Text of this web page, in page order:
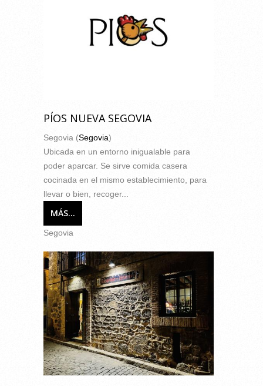
PÍOS NUEVA SEGOVIA
Segovia (Segovia)
Ubicada en un entorno inigualable para
poder aparcar. Se sirve comida casera
cocinada en el mismo establecimiento, para
llevar o bien, recoger...
MÁS...
Segovia